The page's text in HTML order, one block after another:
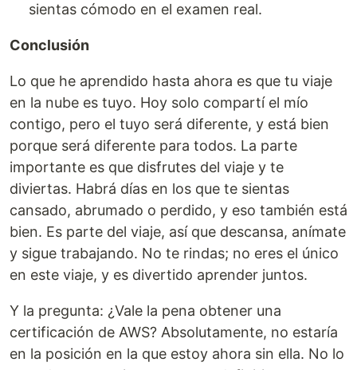
sientas cómodo en el examen real.
Conclusión
Lo que he aprendido hasta ahora es que tu viaje
en la nube es tuyo. Hoy solo compartí el mío
contigo, pero el tuyo será diferente, y está bien
porque será diferente para todos. La parte
importante es que disfrutes del viaje y te
diviertas. Habrá días en los que te sientas
cansado, abrumado o perdido, y eso también está
bien. Es parte del viaje, así que descansa, anímate
y sigue trabajando. No te rindas; no eres el único
en este viaje, y es divertido aprender juntos.
Y la pregunta: ¿Vale la pena obtener una
certificación de AWS? Absolutamente, no estaría
en la posición en la que estoy ahora sin ella. No lo